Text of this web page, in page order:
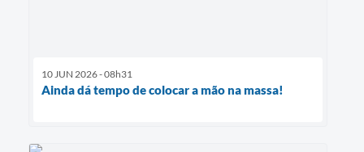
10 JUN 2026 - 08h31
Ainda dá tempo de colocar a mão na massa!